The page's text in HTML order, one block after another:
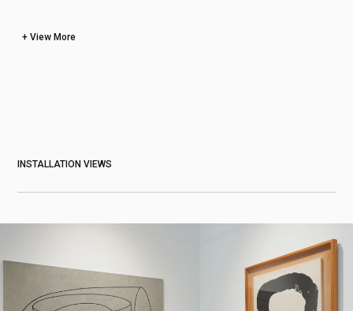
View More
INSTALLATION VIEWS